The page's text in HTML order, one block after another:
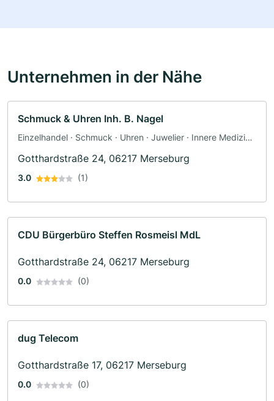
Unternehmen in der Nähe
Schmuck & Uhren Inh. B. Nagel
Einzelhandel · Schmuck · Uhren · Juwelier · Innere Medizin ·
Gotthardstraße 24, 06217 Merseburg
3.0 (1)
CDU Bürgerbüro Steffen Rosmeisl MdL
Gotthardstraße 24, 06217 Merseburg
0.0 (0)
dug Telecom
Gotthardstraße 17, 06217 Merseburg
0.0 (0)